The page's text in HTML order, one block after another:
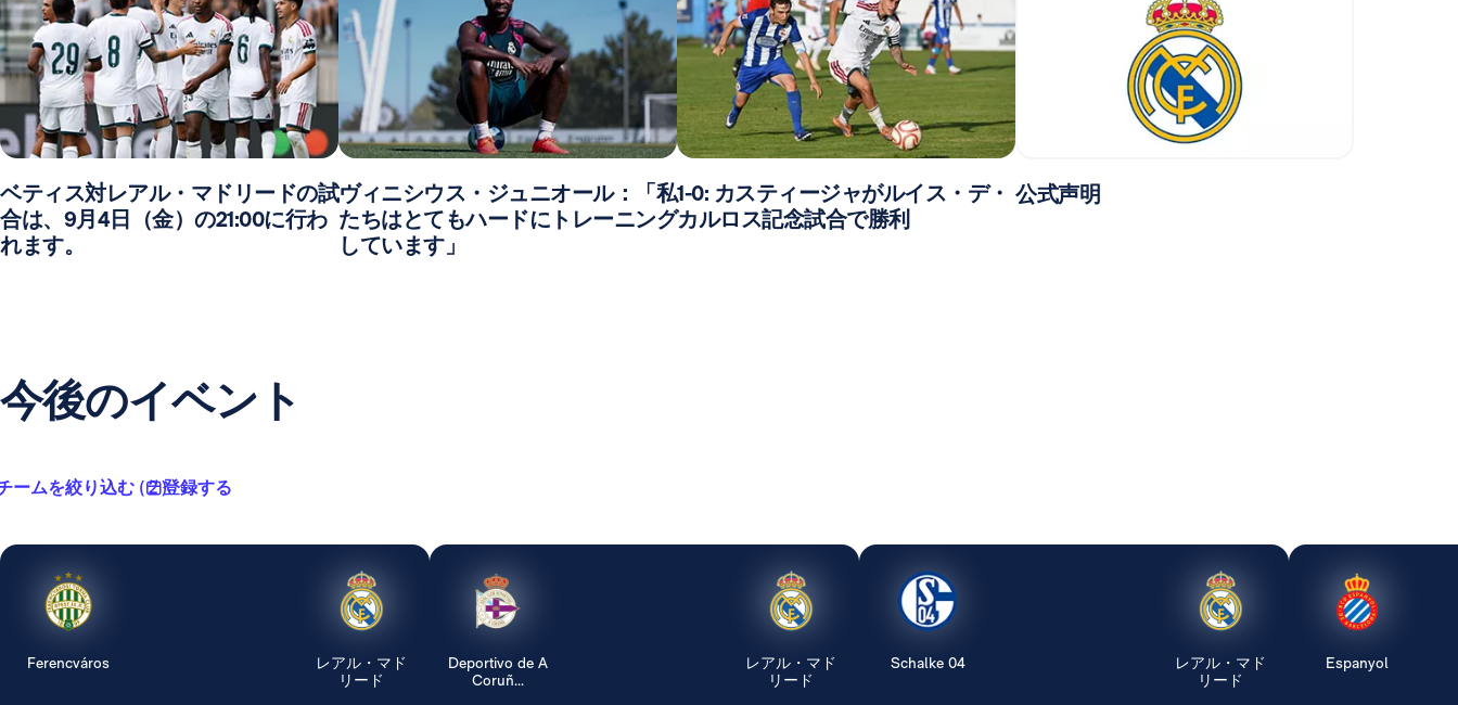
ベティス対レアル・マドリードの試
合は、9月4日（金）の21:00に行わ
れます。
ヴィニシウス・ジュニオール：「私
たちはとてもハードにトレーニング
しています」
1-0: カスティージャがルイス・デ・
カルロス記念試合で勝利
公式声明
今後のイベント
ームを絞り込む ( 2 )登録する
Ferencváros
レアル・マド
リード
Deportivo de A
Coruñ...
レアル・マド
リード
Schalke 04
レアル・マド
リード
Espanyol